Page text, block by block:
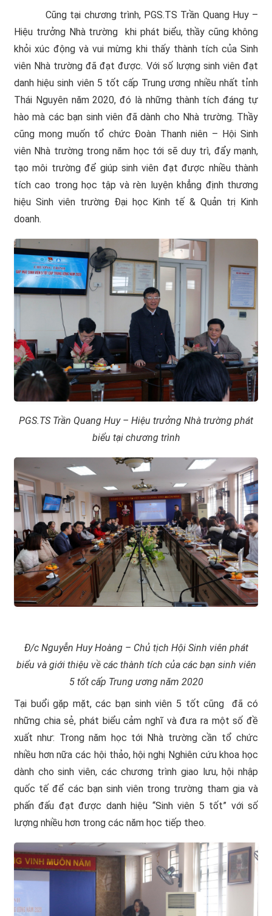
Cũng tại chương trình, PGS.TS Trần Quang Huy –
Hiệu trưởng Nhà trường khi phát biểu, thầy cũng không
khỏi xúc động và vui mừng khi thấy thành tích của Sinh
viên Nhà trường đã đạt được. Với số lượng sinh viên đạt
danh hiệu sinh viên 5 tốt cấp Trung ương nhiều nhất tỉnh
Thái Nguyên năm 2020, đó là những thành tích đáng tự
hào mà các bạn sinh viên đã dành cho Nhà trường. Thầy
cũng mong muốn tổ chức Đoàn Thanh niên – Hội Sinh
viên Nhà trường trong năm học tới sẽ duy trì, đẩy mạnh,
tạo môi trường để giúp sinh viên đạt được nhiều thành
tích cao trong học tập và rèn luyện khẳng định thương
hiệu Sinh viên trường Đại học Kinh tế & Quản trị Kinh
doanh.
PGS.TS Trần Quang Huy – Hiệu trưởng Nhà trường phát
biểu tại chương trình
Đ/c Nguyễn Huy Hoàng – Chủ tịch Hội Sinh viên phát
biểu và giới thiệu về các thành tích của các bạn sinh viên
5 tốt cấp Trung ương năm 2020
Tại buổi gặp mặt, các bạn sinh viên 5 tốt cũng đã có
những chia sẻ, phát biểu cảm nghĩ và đưa ra một số đề
xuất như: Trong năm học tới Nhà trường cần tổ chức
nhiều hơn nữa các hội thảo, hội nghị Nghiên cứu khoa học
dành cho sinh viên, các chương trình giao lưu, hội nhập
quốc tế để các bạn sinh viên trong trường tham gia và
phấn đấu đạt được danh hiệu “Sinh viên 5 tốt” với số
lượng nhiều hơn trong các năm học tiếp theo.